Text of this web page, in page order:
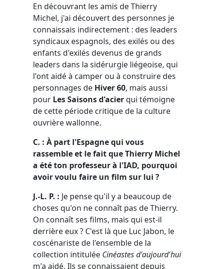
En découvrant les amis de Thierry
Michel, j'ai découvert des personnes je
connaissais indirectement : des leaders
syndicaux espagnols, des exilés ou des
enfants d'exilés devenus de grands
leaders dans la sidérurgie liégeoise, qui
l'ont aidé à camper ou à construire des
personnages de Hiver 60, mais aussi
pour Les Saisons d'acierqui témoigne
de cette période critique de la culture
ouvrière wallonne.
C. : À part l'Espagne qui vous
rassemble et le fait que Thierry Michel
a été ton professeur à l'IAD, pourquoi
avoir voulu faire un film sur lui ?
J.-L. P. : Je pense qu'il y a beaucoup de
choses qu'on ne connaît pas de Thierry.
On connaît ses films, mais qui est-il
derrière eux ? C'est là que Luc Jabon, le
coscénariste de l'ensemble de la
collection intitulée Cinéastes d'aujourd'hui
m'a aidé. Ils se connaissaient depuis